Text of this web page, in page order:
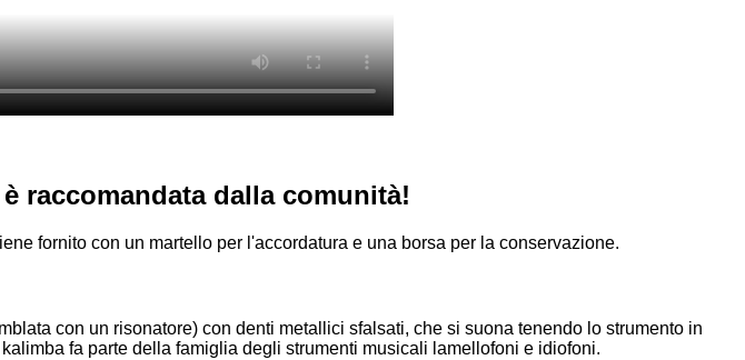
raccomandata dalla comunità!
fornito con un martello per l'accordatura e una borsa per la conservazione.
con un risonatore) con denti metallici sfalsati, che si suona tenendo lo strumento in
fa parte della famiglia degli strumenti musicali lamellofoni e idiofoni.